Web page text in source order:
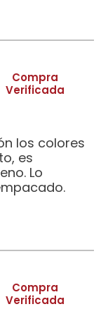
Compra
Verificada
los colores
es
Lo
Compra
Verificada